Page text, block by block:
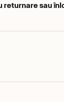
returnare sau